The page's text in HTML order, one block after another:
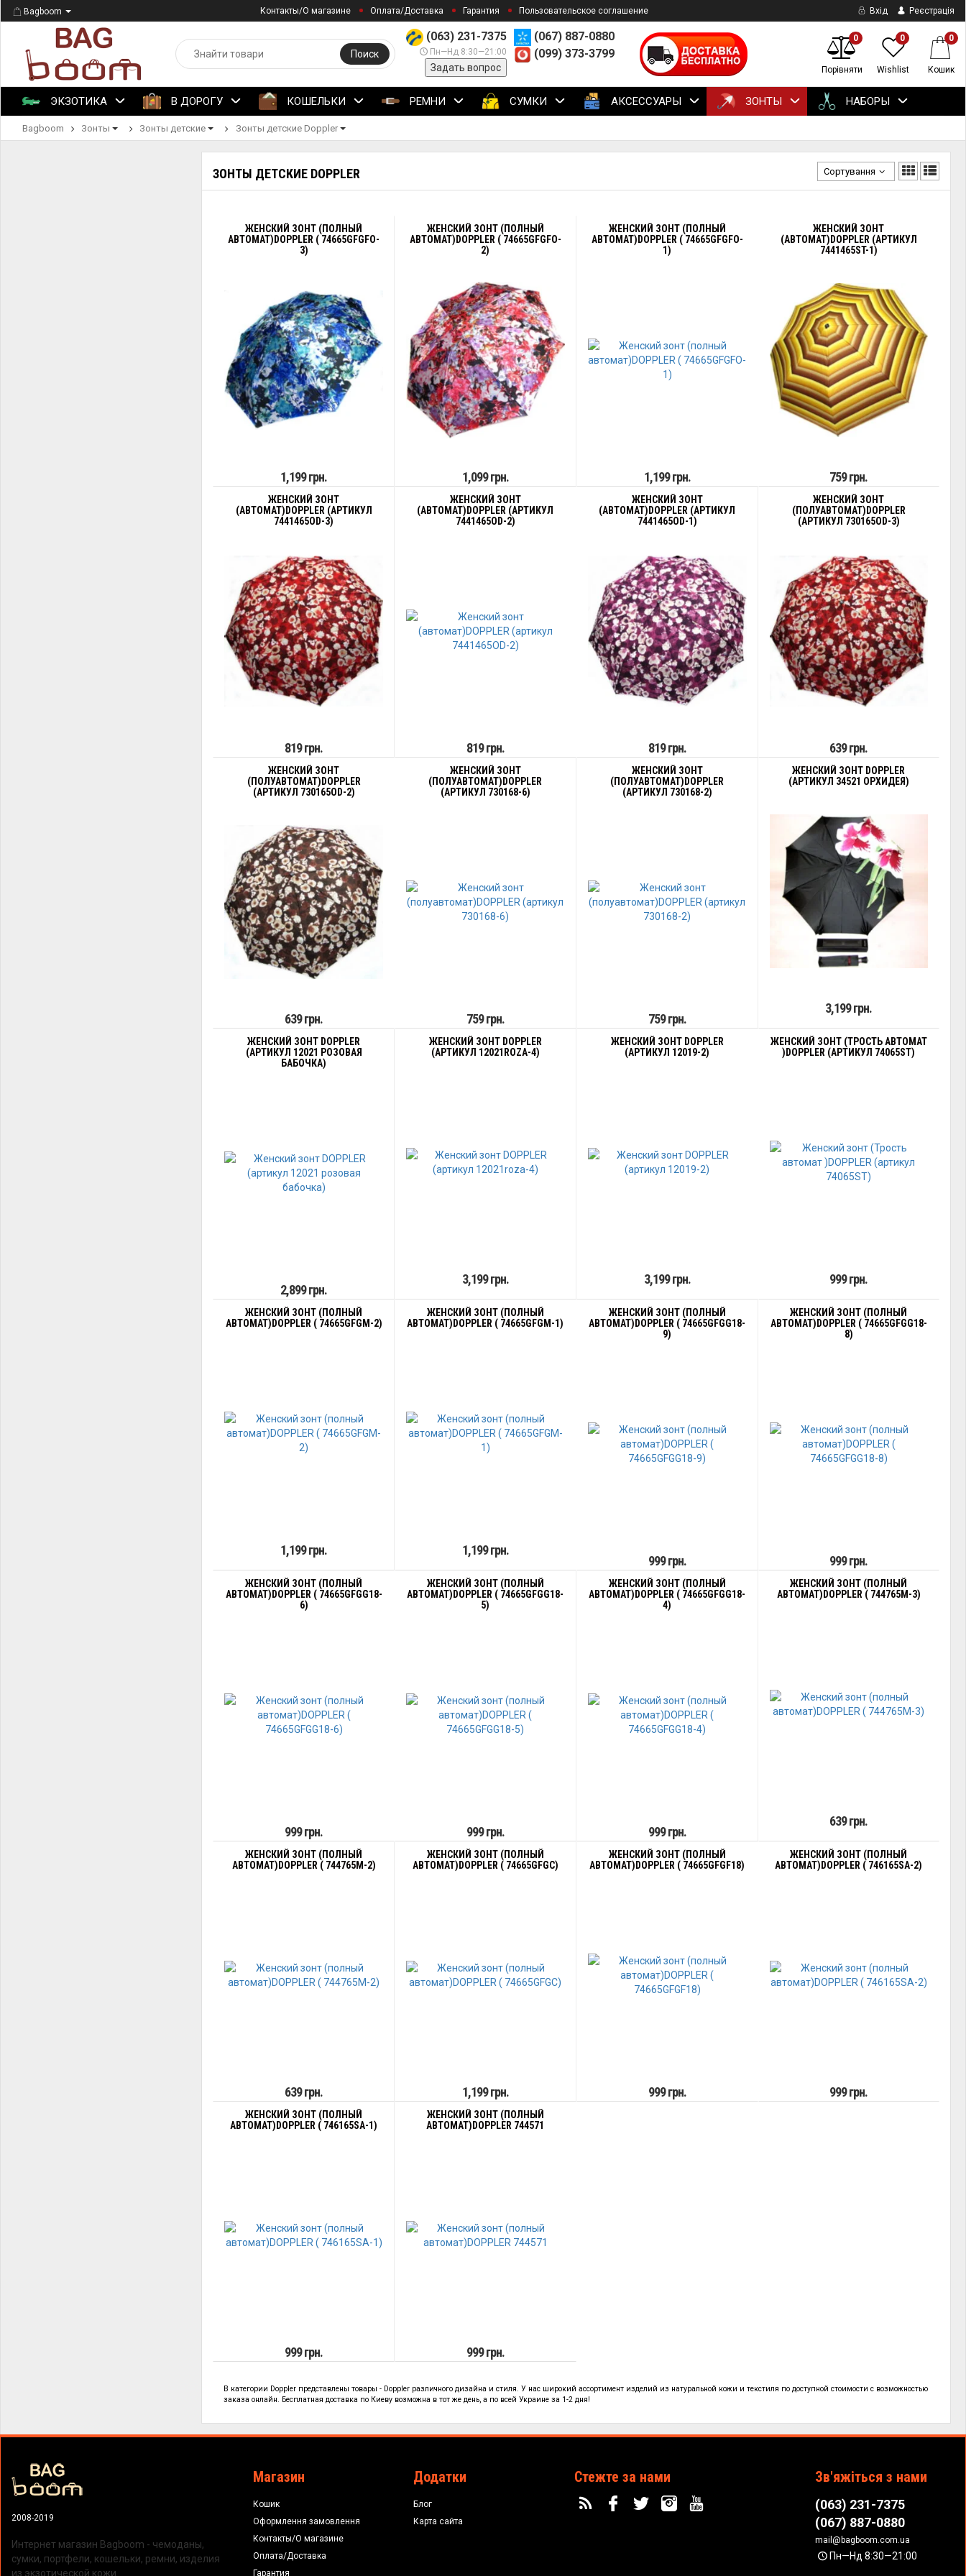
Bagboom Контакты/О магазине Оплата/Доставка Гарантия Пользовательское соглашение Вхід Реєстрація
(063) 231-7375
Пн—Нд 8:30—21:00
Задать вопрос
(067) 887-0880
(099) 373-3799
Поиск
0
Порівняти
0
Wishlist
0
Кошик
ЭКЗОТИКА В ДОРОГУ КОШЕЛЬКИ РЕМНИ СУМКИ АКСЕССУАРЫ ЗОНТЫ НАБОРЫ
Bagboom Зонты Зонты детские Зонты детские Doppler
ЗОНТЫ ДЕТСКИЕ DOPPLER Сортування
ЖЕНСКИЙ ЗОНТ (ПОЛНЫЙ
АВТОМАТ)DOPPLER ( 74665GFGFO-
3)
1,199 грн.
ЖЕНСКИЙ ЗОНТ (ПОЛНЫЙ
АВТОМАТ)DOPPLER ( 74665GFGFO-
2)
1,099 грн.
ЖЕНСКИЙ ЗОНТ (ПОЛНЫЙ
АВТОМАТ)DOPPLER ( 74665GFGFO-
1)
1,199 грн.
ЖЕНСКИЙ ЗОНТ
(АВТОМАТ)DOPPLER (АРТИКУЛ
7441465ST-1)
759 грн.
ЖЕНСКИЙ ЗОНТ
(АВТОМАТ)DOPPLER (АРТИКУЛ
7441465OD-3)
819 грн.
ЖЕНСКИЙ ЗОНТ
(АВТОМАТ)DOPPLER (АРТИКУЛ
7441465OD-2)
819 грн.
ЖЕНСКИЙ ЗОНТ
(АВТОМАТ)DOPPLER (АРТИКУЛ
7441465OD-1)
819 грн.
ЖЕНСКИЙ ЗОНТ
(ПОЛУАВТОМАТ)DOPPLER
(АРТИКУЛ 730165OD-3)
639 грн.
ЖЕНСКИЙ ЗОНТ
(ПОЛУАВТОМАТ)DOPPLER
(АРТИКУЛ 730165OD-2)
639 грн.
ЖЕНСКИЙ ЗОНТ
(ПОЛУАВТОМАТ)DOPPLER
(АРТИКУЛ 730168-6)
759 грн.
ЖЕНСКИЙ ЗОНТ
(ПОЛУАВТОМАТ)DOPPLER
(АРТИКУЛ 730168-2)
759 грн.
ЖЕНСКИЙ ЗОНТ DOPPLER
(АРТИКУЛ 34521 ОРХИДЕЯ)
3,199 грн.
ЖЕНСКИЙ ЗОНТ DOPPLER
(АРТИКУЛ 12021 РОЗОВАЯ
БАБОЧКА)
2,899 грн.
ЖЕНСКИЙ ЗОНТ DOPPLER
(АРТИКУЛ 12021ROZA-4)
3,199 грн.
ЖЕНСКИЙ ЗОНТ DOPPLER
(АРТИКУЛ 12019-2)
3,199 грн.
ЖЕНСКИЙ ЗОНТ (ТРОСТЬ АВТОМАТ
)DOPPLER (АРТИКУЛ 74065ST)
999 грн.
ЖЕНСКИЙ ЗОНТ (ПОЛНЫЙ
АВТОМАТ)DOPPLER ( 74665GFGM-2)
1,199 грн.
ЖЕНСКИЙ ЗОНТ (ПОЛНЫЙ
АВТОМАТ)DOPPLER ( 74665GFGM-1)
1,199 грн.
ЖЕНСКИЙ ЗОНТ (ПОЛНЫЙ
АВТОМАТ)DOPPLER ( 74665GFGG18-
9)
999 грн.
ЖЕНСКИЙ ЗОНТ (ПОЛНЫЙ
АВТОМАТ)DOPPLER ( 74665GFGG18-
8)
999 грн.
ЖЕНСКИЙ ЗОНТ (ПОЛНЫЙ
АВТОМАТ)DOPPLER ( 74665GFGG18-
6)
999 грн.
ЖЕНСКИЙ ЗОНТ (ПОЛНЫЙ
АВТОМАТ)DOPPLER ( 74665GFGG18-
5)
999 грн.
ЖЕНСКИЙ ЗОНТ (ПОЛНЫЙ
АВТОМАТ)DOPPLER ( 74665GFGG18-
4)
999 грн.
ЖЕНСКИЙ ЗОНТ (ПОЛНЫЙ
АВТОМАТ)DOPPLER ( 744765M-3)
639 грн.
ЖЕНСКИЙ ЗОНТ (ПОЛНЫЙ
АВТОМАТ)DOPPLER ( 744765M-2)
639 грн.
ЖЕНСКИЙ ЗОНТ (ПОЛНЫЙ
АВТОМАТ)DOPPLER ( 74665GFGC)
1,199 грн.
ЖЕНСКИЙ ЗОНТ (ПОЛНЫЙ
АВТОМАТ)DOPPLER ( 74665GFGF18)
999 грн.
ЖЕНСКИЙ ЗОНТ (ПОЛНЫЙ
АВТОМАТ)DOPPLER ( 746165SA-2)
999 грн.
ЖЕНСКИЙ ЗОНТ (ПОЛНЫЙ
АВТОМАТ)DOPPLER ( 746165SA-1)
999 грн.
ЖЕНСКИЙ ЗОНТ (ПОЛНЫЙ
АВТОМАТ)DOPPLER 744571
999 грн.
В категории Doppler представлены товары - Doppler различного дизайна и стиля. У нас широкий ассортимент изделий из натуральной кожи и текстиля подоступной стоимости с возможностью
заказа онлайн. Бесплатная доставка по Киеву возможна в тот же день, а по всей Украине за 1-2 дня!
2008-2019
Интернет магазин Bagboom - чемоданы,
сумки, портфели, кошельки, ремни, изделия
из экзотической кожи.
Магазин
Кошик
Оформлення замовлення
Контакты/О магазине
Оплата/Доставка
Гарантия
Додатки
Блог
Карта сайта
Стежте за нами Зв'яжіться з нами
(063) 231-7375
(067) 887-0880
mail@bagboom.com.ua
Пн—Нд 8:30—21:00